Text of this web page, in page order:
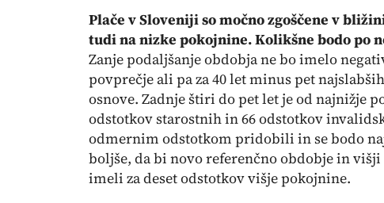
Plače v Sloveniji so močno zgoščene v
tudi na nizke pokojnine. Kolikšne bodo po
Zanje podaljšanje obdobja ne bo imelo
povprečje ali pa za 40 let minus pet
osnove. Zadnje štiri do pet let je od najnižje
odstotkov starostnih in 66 odstotkov
odmernim odstotkom pridobili in se bodo
boljše, da bi novo referenčno obdobje in
imeli za deset odstotkov višje pokojnine.